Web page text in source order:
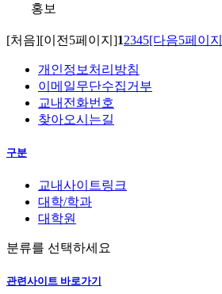
홍보
[처음][이전5페이지]12345[다음5페이
개인정보처리방침
이메일무단수집거부
교내전화번호
찾아오시는길
구분
교내사이트링크
대학/학과
대학원
분류를 선택하세요
관련사이트 바로가기